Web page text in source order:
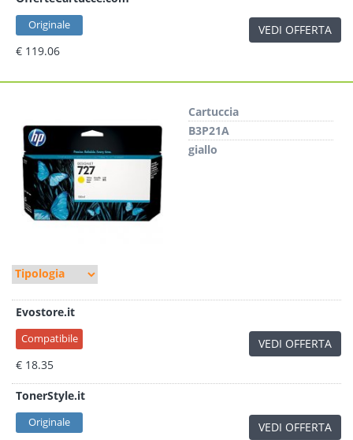
Originale
€ 119.06
VEDI OFFERTA
Cartuccia
B3P21A
giallo
Evostore.it
Compatibile
€ 18.35
VEDI OFFERTA
TonerStyle.it
Originale VEDI OFFERTA